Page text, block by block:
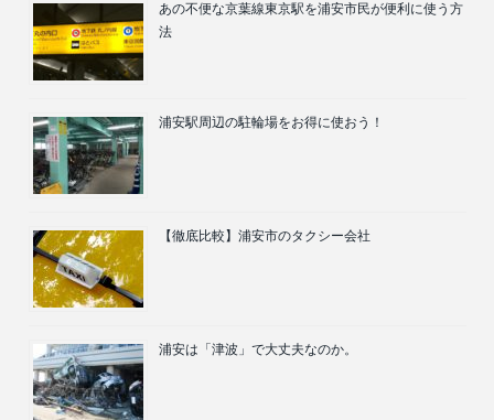
あの不便な京葉線東京駅を浦安市民が便利に使う方
法
浦安駅周辺の駐輪場をお得に使おう！
【徹底比較】浦安市のタクシー会社
浦安は「津波」で大丈夫なのか。